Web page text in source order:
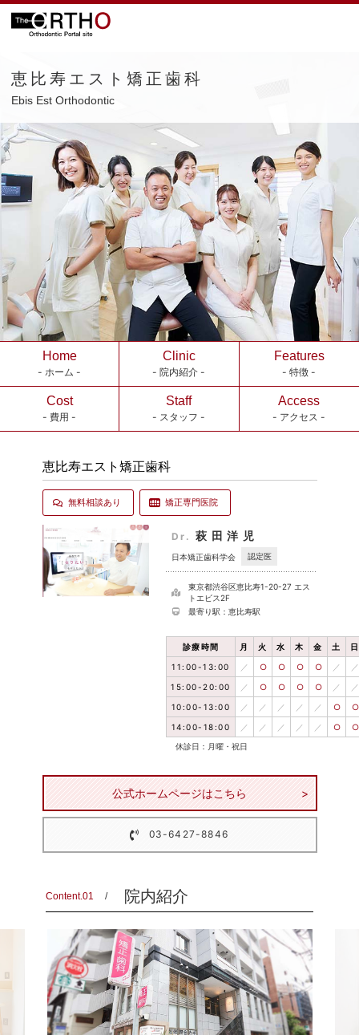
恵比寿エスト矯正歯科
Ebis Est Orthodontic
Home
- ホーム -
Clinic
- 院内紹介 -
Features
- 特徴 -
Cost
- 費用 -
Staff
- スタッフ -
Access
- アクセス -
恵比寿エスト矯正歯科
無料相談あり 矯正専門医院
Dr. 萩田洋児
日本矯正歯科学会 認定医
東京都渋谷区恵比寿1-20-27 エス
トエビス2F
最寄り駅：恵比寿駅
診療時間 月 火 水 木 金 土 日
11:00-13:00 ／ ○ ○ ○ ○ ／ ／
15:00-20:00 ／ ○ ○ ○ ○ ／ ／
10:00-13:00 ／ ／ ／ ／ ／ ○ ○
14:00-18:00 ／ ／ ／ ／ ／ ○ ○
休診日：月曜・祝日
公式ホームページはこちら
03-6427-8846
Content.01 院内紹介